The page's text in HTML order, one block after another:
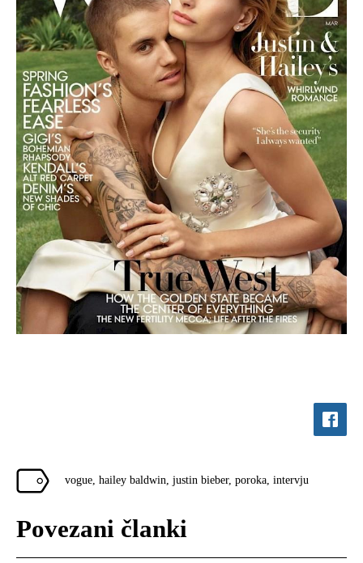
vogue, hailey baldwin, justin bieber, poroka, intervju
Povezani članki